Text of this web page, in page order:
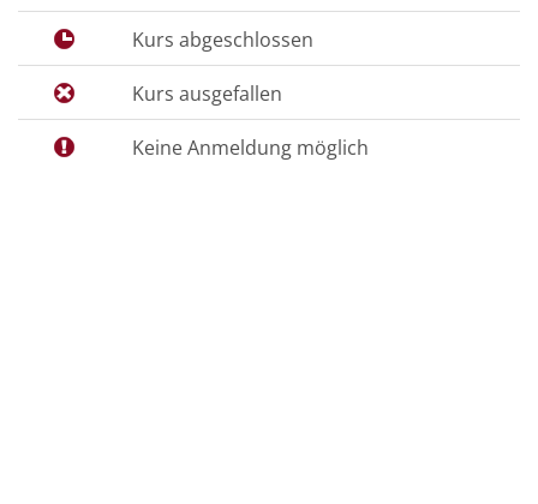
Kurs abgeschlossen
Kurs ausgefallen
Keine Anmeldung möglich